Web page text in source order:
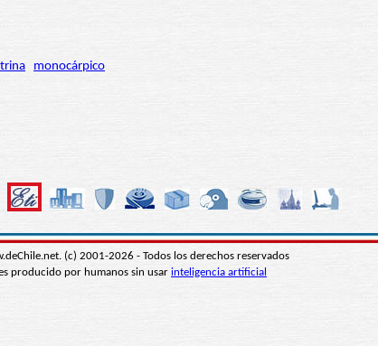
monocárpico
(c) 2001-2026 - Todos los derechos reservados
producido por humanos sin usar inteligencia artificial